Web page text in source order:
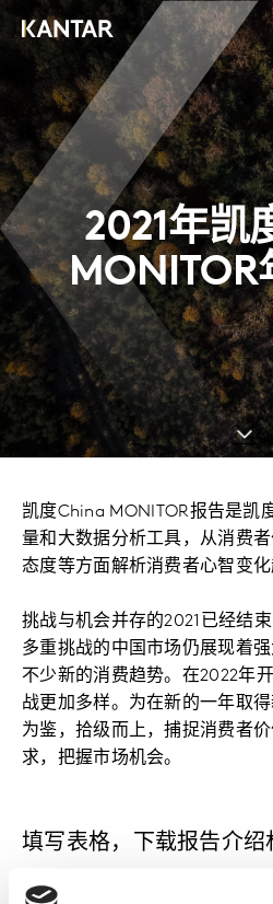
2021年凯
MONITOR
凯度China MONITOR报告是凯
量和大数据分析工具，从消费
态度等方面解析消费者心智变化
挑战与机会并存的2021已经结
多重挑战的中国市场仍展现着
不少新的消费趋势。在2022年
战更加多样。为在新的一年取
为鉴，拾级而上，捕捉消费者
求，把握市场机会。
填写表格，下载报告介绍
如需报告购买，敬请垂询